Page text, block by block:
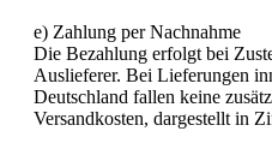
e) Zahlung per Nachnahme
Die Bezahlung erfolgt bei
Auslieferer. Bei Lieferungen
Deutschland fallen keine
Versandkosten, dargestellt in